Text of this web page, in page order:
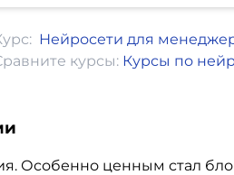
Нейросети для
курсы: Курсы по
Особенно ценным стал